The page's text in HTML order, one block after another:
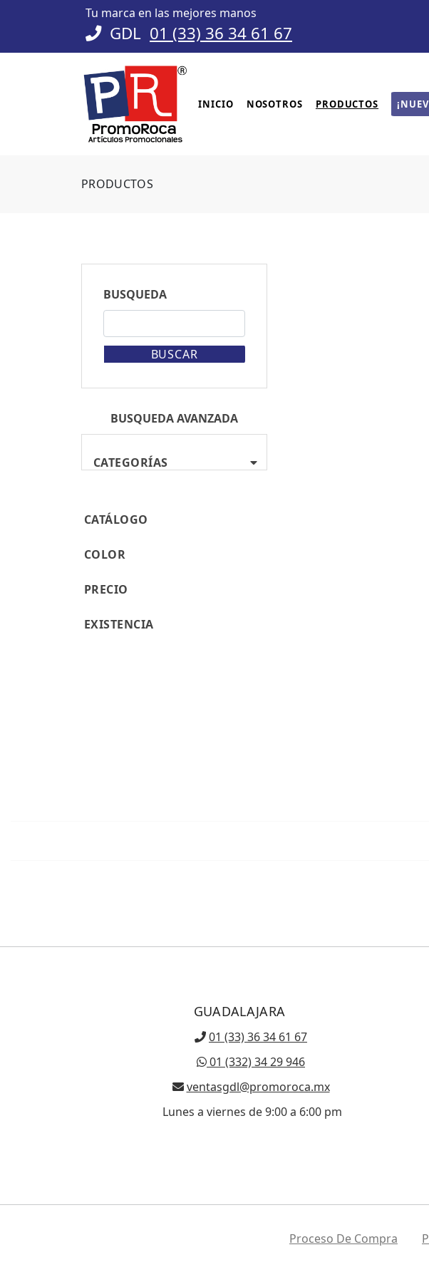
Tu marca en las mejores manos
GDL 01 (33) 36 34 61 67
INICIO NOSOTROS PRODUCTOS
PRODUCTOS
BUSQUEDA
BUSCAR
BUSQUEDA AVANZADA
CATEGORÍAS
CATÁLOGO
COLOR
PRECIO
EXISTENCIA
GUADALAJARA
01 (33) 36 34 61 67
01 (332) 34 29 946
ventasgdl@promoroca.mx
Lunes a viernes de 9:00 a 6:00 pm
Proceso De Compra